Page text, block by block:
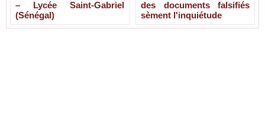
– Lycée Saint-Gabriel
(Sénégal)
des documents falsifiés
sèment l'inquiétude